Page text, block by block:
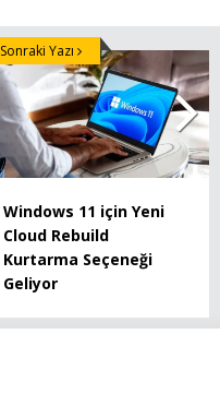
Windows 11 için Yeni
Cloud Rebuild
Kurtarma Seçeneği
Geliyor
Sonraki Yazı